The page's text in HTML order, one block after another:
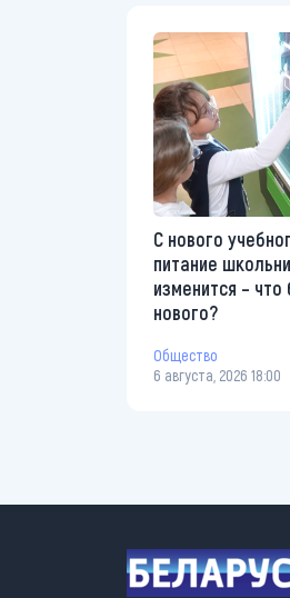
С нового
питание
изменится – что
нового?
Общество
6 августа, 2026 18:00